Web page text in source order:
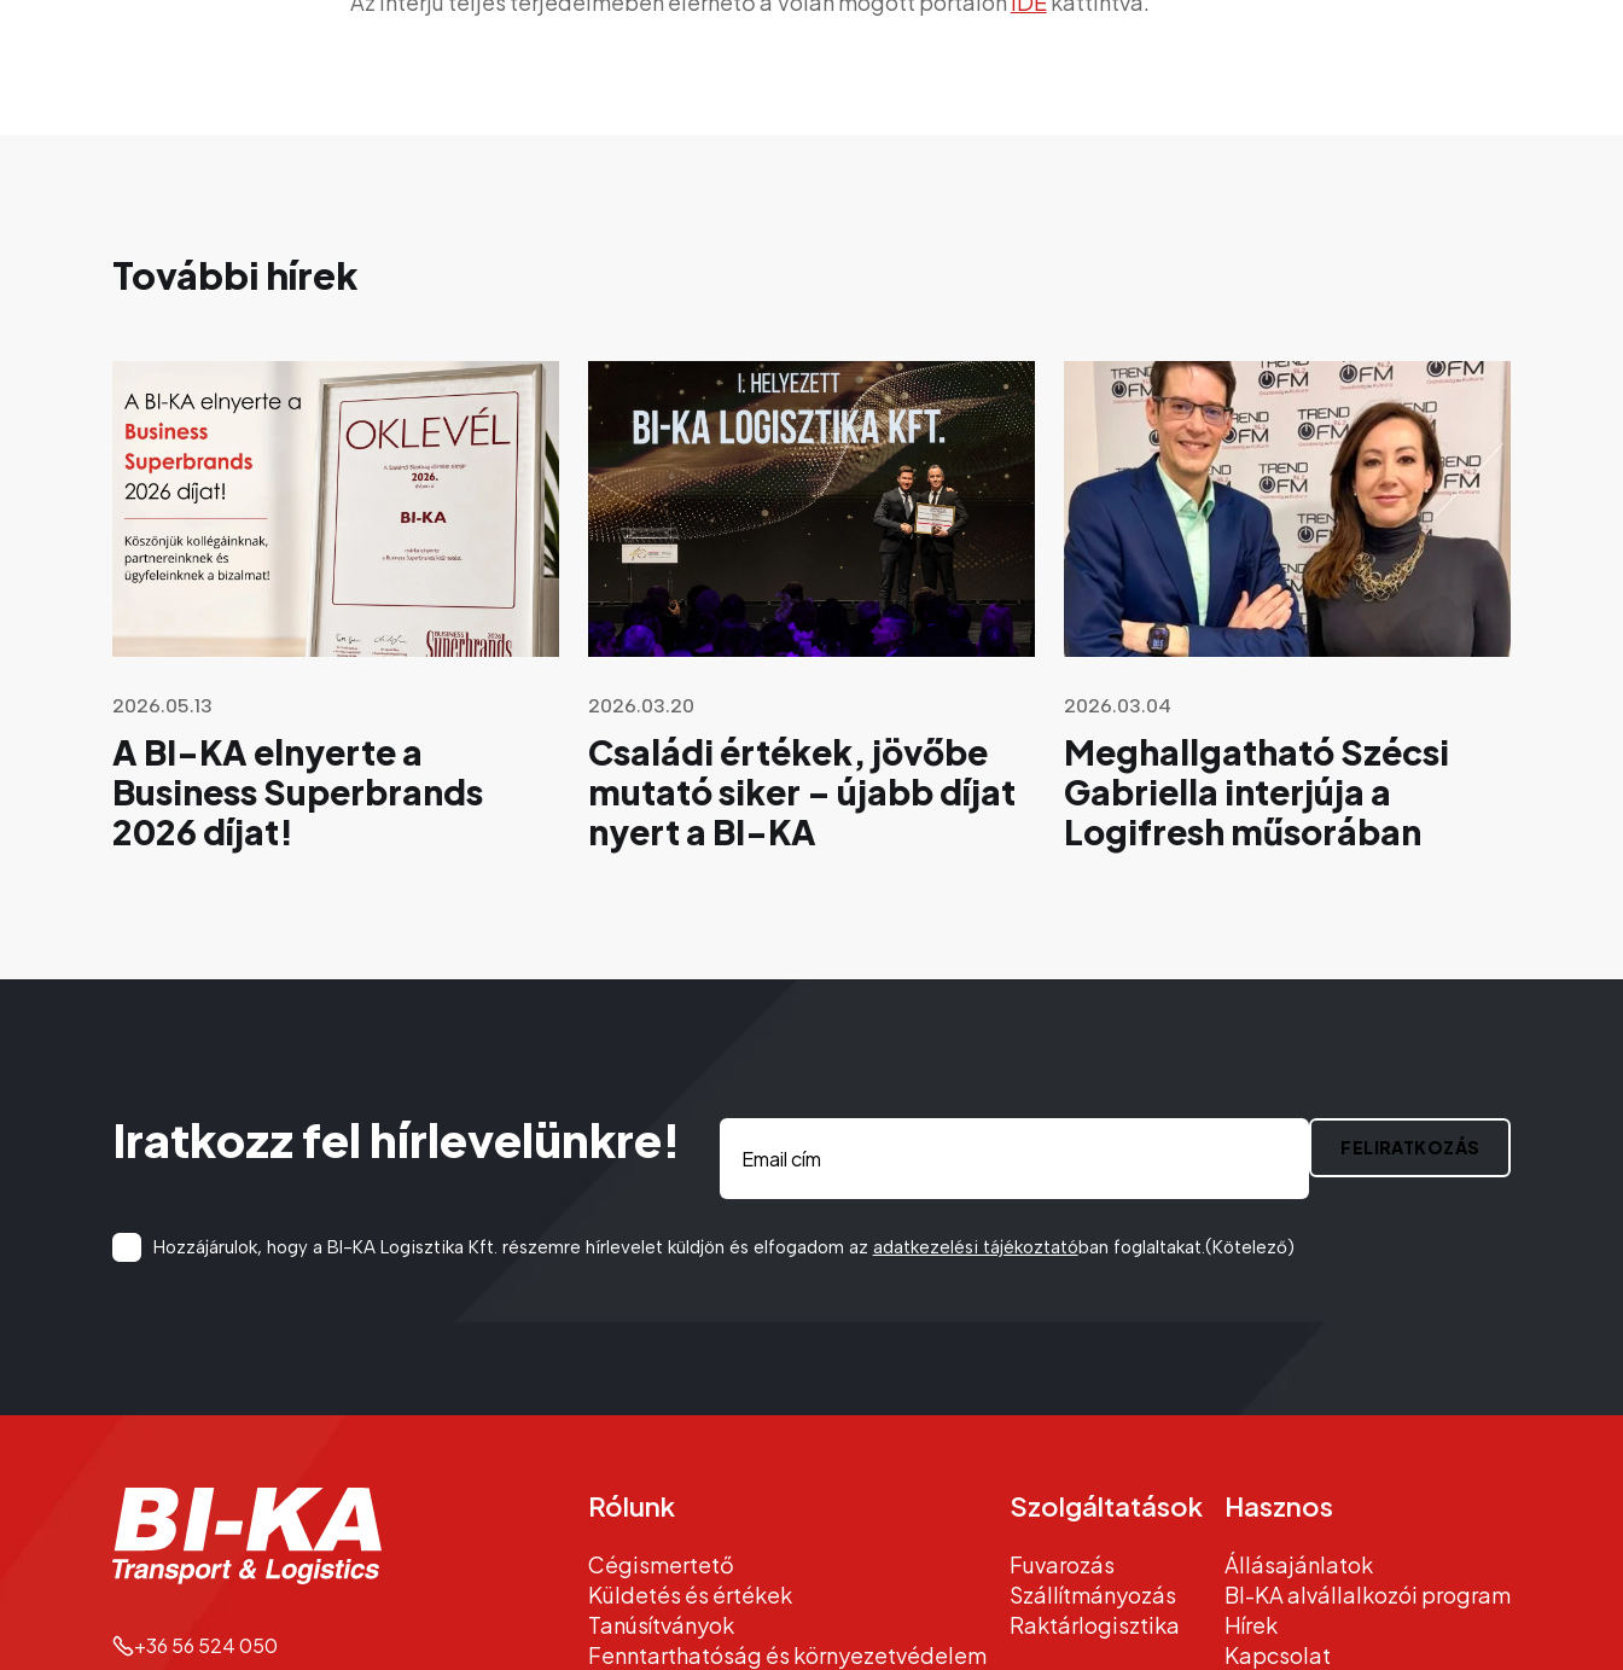
További hírek
2026.05.13
A BI-KA elnyerte a
Business Superbrands
2026 díjat!
2026.03.20
Családi értékek, jövőbe
mutató siker – újabb díjat
nyert a BI-KA
2026.03.04
Meghallgatható Szécsi
Gabriella interjúja a
Logifresh műsorában
Iratkozz fel hírlevelünkre! Email
Consent(Kötelező)
Hozzájárulok, hogy a BI-KA Logisztika Kft. részemre hírlevelet küldjön és elfogadom az adatkezelési tájékoztatóban foglaltakat.(Kötelező)
FELIRATKOZÁS
+36 56 524 050
Rólunk
Cégismertető
Küldetés és értékek
Tanúsítványok
Fenntarthatóság és környezetvédelem
Szolgáltatások
Fuvarozás
Szállítmányozás
Raktárlogisztika
Hasznos
Állásajánlatok
BI-KA alvállalkozói program
Hírek
Kapcsolat